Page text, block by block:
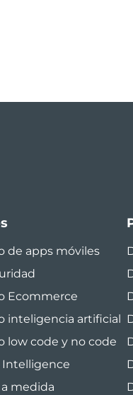
de apps móviles
Ecommerce
inteligencia artificial
low code y no code
Intelligence
medida